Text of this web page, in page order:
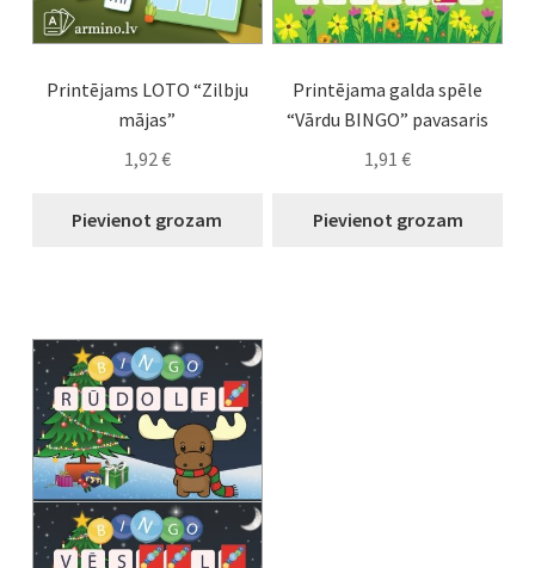
Printējams LOTO “Zilbju
mājas”
1,92€
Pievienot grozam
Printējama galda spēle
“Vārdu BINGO” pavasaris
1,91€
Pievienot grozam